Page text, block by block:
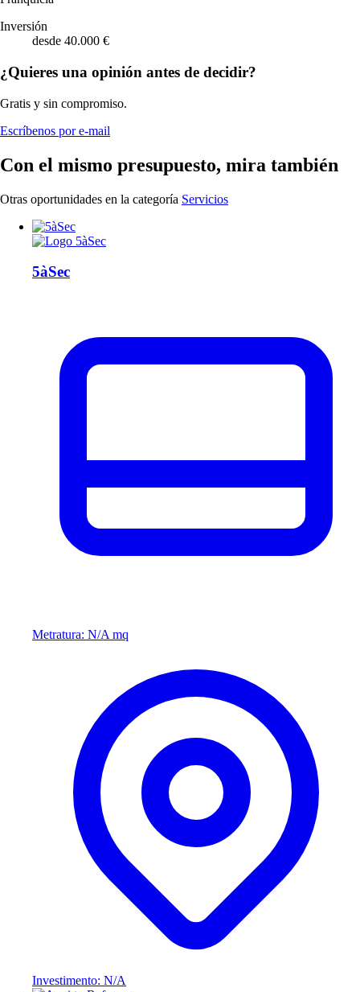
Inversión
desde 40.000 €
¿Quieres una opinión antes de decidir?
Gratis y sin compromiso.
Escríbenos por e-mail
Con el mismo presupuesto, mira también
Otras oportunidades en la categoría Servicios
5àSec
Metratura: N/A mq
Investimento: N/A